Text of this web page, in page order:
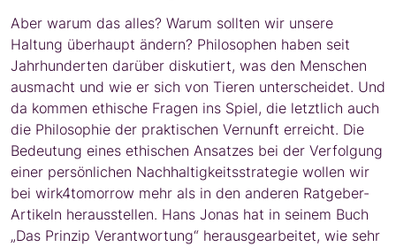
Aber warum das alles? Warum sollten wir unsere
Haltung überhaupt ändern? Philosophen haben seit
Jahrhunderten darüber diskutiert, was den Menschen
ausmacht und wie er sich von Tieren unterscheidet. Und
da kommen ethische Fragen ins Spiel, die letztlich auch
die Philosophie der praktischen Vernunft erreicht. Die
Bedeutung eines ethischen Ansatzes bei der Verfolgung
einer persönlichen Nachhaltigkeitsstrategie wollen wir
bei wirk4tomorrow mehr als in den anderen Ratgeber-
Artikeln herausstellen. Hans Jonas hat in seinem Buch
„Das Prinzip Verantwortung“ herausgearbeitet, wie sehr